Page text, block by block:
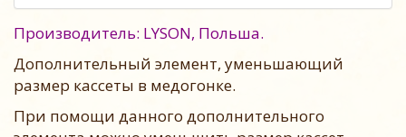
Производитель: LYSON, Польша.
Дополнительный элемент, уменьшающий
размер кассеты в медогонке.
При помощи данного дополнительного